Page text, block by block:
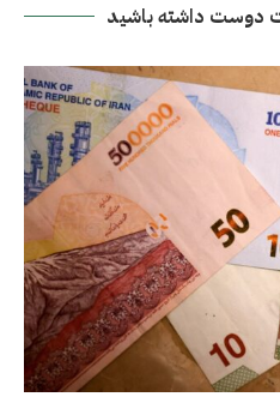
داشته باشید